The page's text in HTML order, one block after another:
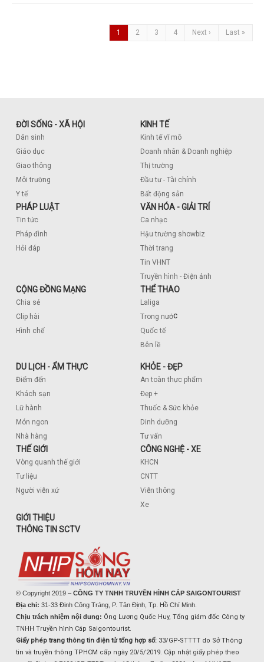
1 2 3 4 Next › Last »
ĐỜI SỐNG - XÃ HỘI
Dân sinh
Giáo dục
Giao thông
Môi trường
Y tế
KINH TẾ
Kinh tế vĩ mô
Doanh nhân & Doanh nghiệp
Thị trường
Đầu tư - Tài chính
Bất động sản
PHÁP LUẬT
Tin tức
Pháp đình
Hỏi đáp
VĂN HÓA - GIẢI TRÍ
Ca nhạc
Hậu trường showbiz
Thời trang
Tin VHNT
Truyền hình - Điện ảnh
CỘNG ĐỒNG MẠNG
Chia sẻ
Clip hài
Hình chế
THỂ THAO
Laliga
Trong nước
Quốc tế
Bên lề
DU LỊCH - ẨM THỰC
Điểm đến
Khách sạn
Lữ hành
Món ngon
Nhà hàng
KHỎE - ĐẸP
An toàn thực phẩm
Đẹp +
Thuốc & Sức khỏe
Dinh dưỡng
Tư vấn
THẾ GIỚI
Vòng quanh thế giới
Tư liệu
Người viễn xứ
CÔNG NGHỆ - XE
KHCN
CNTT
Viễn thông
Xe
GIỚI THIỆU
THÔNG TIN SCTV
© Copyright 2019 – CÔNG TY TNHH TRUYỀN HÌNH CÁP SAIGONTOURIST
Địa chỉ: 31-33 Đinh Công Tráng, P. Tân Định, Tp. Hồ Chí Minh.
Chịu trách nhiệm nội dung: Ông Lương Quốc Huy, Tổng giám đốc Công ty
TNHH Truyền hình Cáp Saigontourist.
Giấy phép trang thông tin điện tử tổng hợp số: 33/GP-STTTT do Sở Thông
tin và truyền thông TPHCM cấp ngày 20/5/2019. Cập nhật giấy phép theo